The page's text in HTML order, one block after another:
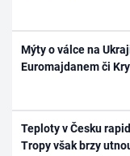
Mýty o válce na
Euromajdanem či
Teploty v Česku
Tropy však brzy